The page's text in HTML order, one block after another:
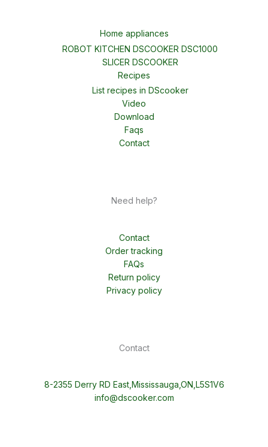
Home appliances
ROBOT KITCHEN DSCOOKER DSC1000
SLICER DSCOOKER
Recipes
List recipes in DScooker
Video
Download
Faqs
Contact
Need help?
Contact
Order tracking
FAQs
Return policy
Privacy policy
Contact
8-2355 Derry RD East,Mississauga,ON,L5S1V6
info@dscooker.com